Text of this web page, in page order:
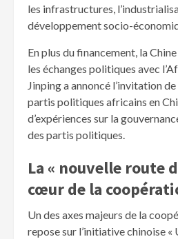
les infrastructures,
développement socio-
En plus du financement, la
les échanges politiques avec
Jinping a annoncé l’invitation
partis politiques africains en
d’expériences sur la
des partis politiques.
La « nouvelle route
cœur de la
Un des axes majeurs de la
repose sur l’initiative chinoise «